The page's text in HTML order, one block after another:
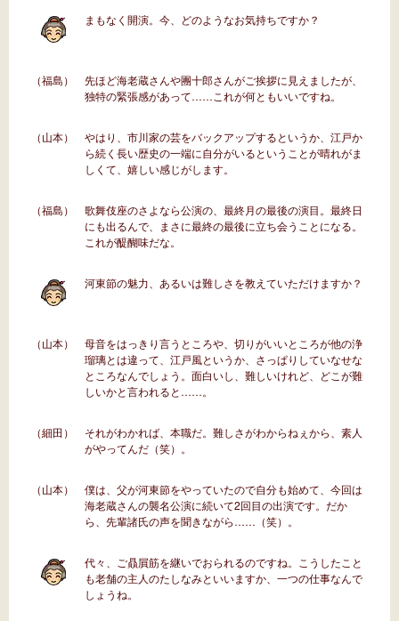
まもなく開演。今、どのようなお気持ちですか？
（福島）
先ほど海老蔵さんや團十郎さんがご挨拶に見えましたが、
独特の緊張感があって……これが何ともいいですね。
（山本）
やはり、市川家の芸をバックアップするというか、江戸か
ら続く長い歴史の一端に自分がいるということが晴れがま
しくて、嬉しい感じがします。
（福島）
歌舞伎座のさよなら公演の、最終月の最後の演目。最終日
にも出るんで、まさに最終の最後に立ち会うことになる。
これが醍醐味だな。
河東節の魅力、あるいは難しさを教えていただけますか？
（山本）
母音をはっきり言うところや、切りがいいところが他の浄
瑠璃とは違って、江戸風というか、さっぱりしていなせな
ところなんでしょう。面白いし、難しいけれど、どこが難
しいかと言われると……。
（細田）
それがわかれば、本職だ。難しさがわからねぇから、素人
がやってんだ（笑）。
（山本）
僕は、父が河東節をやっていたので自分も始めて、今回は
海老蔵さんの襲名公演に続いて2回目の出演です。だか
ら、先輩諸氏の声を聞きながら……（笑）。
代々、ご贔屓筋を継いでおられるのですね。こうしたこと
も老舗の主人のたしなみといいますか、一つの仕事なんで
しょうね。